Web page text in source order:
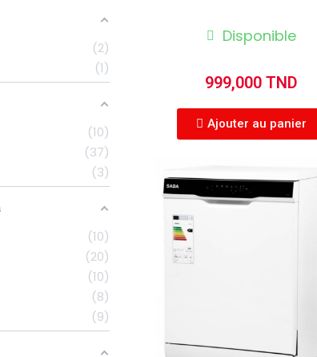
2
1
10
37
3
10
20
10
8
9
Disponible
999,000 TND
Ajouter au panier